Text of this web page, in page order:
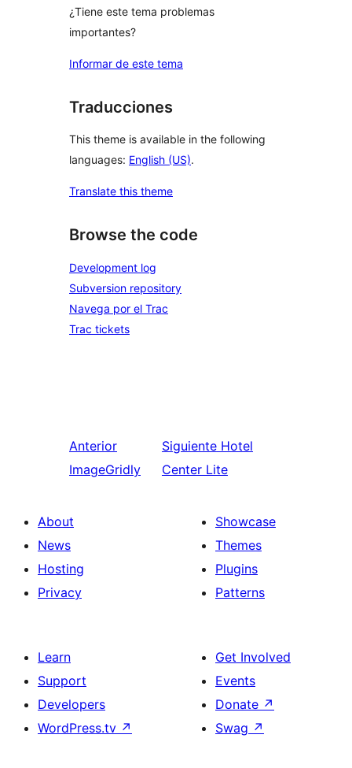
¿Tiene este tema problemas
importantes?
Informar de este tema
Traducciones
This theme is available in the following
languages: English (US).
Translate this theme
Browse the code
Development log
Subversion repository
Navega por el Trac
Trac tickets
Anterior
ImageGridly
Siguiente Hotel
Center Lite
About
News
Hosting
Privacy
Showcase
Themes
Plugins
Patterns
Learn
Support
Developers
WordPress.tv ↗
Get Involved
Events
Donate ↗
Swag ↗